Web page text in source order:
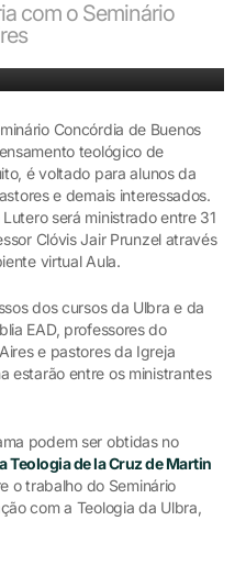
com o Seminário
Concórdia de Buenos
teológico de
é voltado para alunos da
e demais interessados.
será ministrado entre 31
Clóvis Jair Prunzel através
virtual Aula.
dos cursos da Ulbra e da
EAD, professores do
e pastores da Igreja
estarão entre os ministrantes
podem ser obtidas no
Teologia de la Cruz de Martin
o trabalho do Seminário
com a Teologia da Ulbra,